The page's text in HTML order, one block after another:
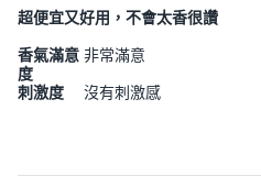
超便宜又好用，不會太香很讚
香氣滿意
度
非常滿意
刺激度 沒有刺激感